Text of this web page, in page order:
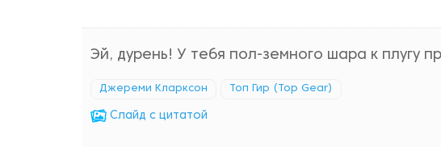
Эй, дурень! У тебя пол-земного шара к плугу
Джереми Кларксон Топ Гир (Top Gear)
Cлайд с цитатой